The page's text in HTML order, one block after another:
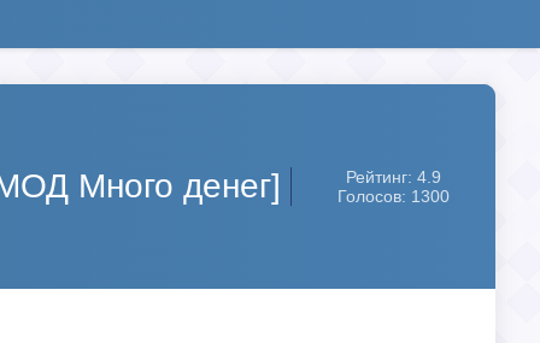
Много денег]
Рейтинг: 4.9
Голосов: 1300